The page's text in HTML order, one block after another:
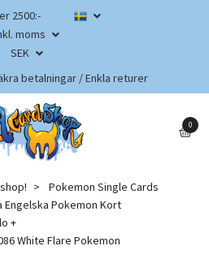
2500:-
moms
SEK
betalningar / Enkla returer
0
Pokemon Single Cards
Engelska Pokemon Kort
+
White Flare Pokemon